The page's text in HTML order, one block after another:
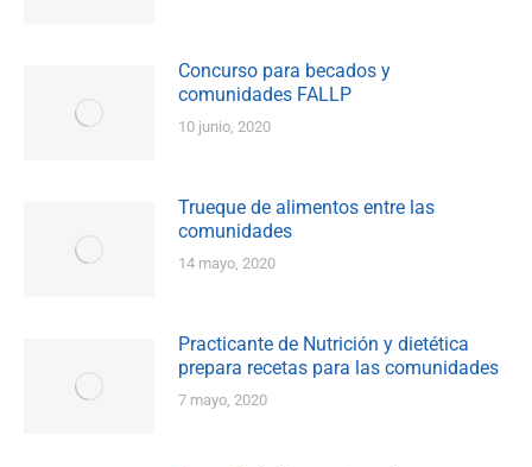
Concurso para becados y
comunidades FALLP
10 junio, 2020
Trueque de alimentos entre las
comunidades
14 mayo, 2020
Practicante de Nutrición y dietética
prepara recetas para las comunidades
7 mayo, 2020